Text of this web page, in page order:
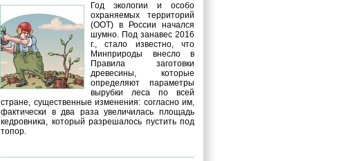
Год экологии и особо
охраняемых территорий
(ООТ) в России начался
шумно. Под занавес 2016
г., стало известно, что
Минприроды внесло в
Правила заготовки
древесины, которые
определяют параметры
вырубки леса по всей
стране, существенные изменения: согласно им,
фактически в два раза увеличилась площадь
кедровника, который разрешалось пустить под
топор.